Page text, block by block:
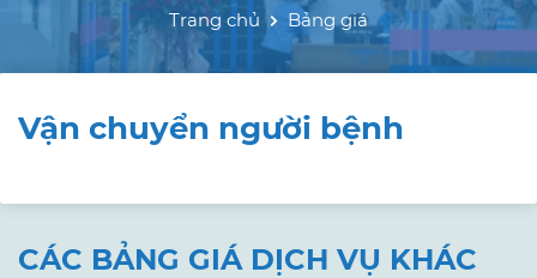
Trang chủ Bảng giá
Vận chuyển người bệnh
CÁC BẢNG GIÁ DỊCH VỤ KHÁC